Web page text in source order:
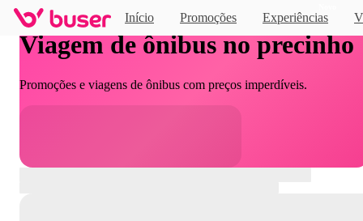
Início Promoções Experiências
Viagem de ônibus no precinho
Promoções e viagens de ônibus com preços imperdíveis.